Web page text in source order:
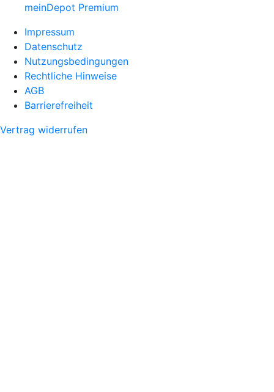
meinDepot Premium
Impressum
Datenschutz
Nutzungsbedingungen
Rechtliche Hinweise
AGB
Barrierefreiheit
Vertrag widerrufen